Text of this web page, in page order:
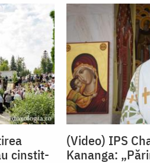
cinstit-
(Video) IPS
Kananga: